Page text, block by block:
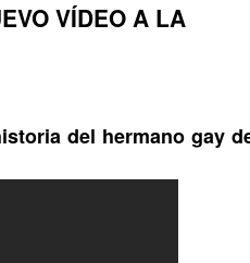
VÍDEO A LA
del hermano gay